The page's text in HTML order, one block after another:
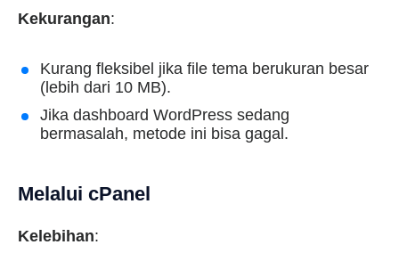
Kekurangan:
Kurang fleksibel jika file tema berukuran besar
(lebih dari 10 MB).
Jika dashboard WordPress sedang
bermasalah, metode ini bisa gagal.
Melalui cPanel
Kelebihan: